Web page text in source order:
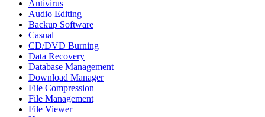
Antivirus
Audio Editing
Backup Software
Casual
CD/DVD Burning
Data Recovery
Database Management
Download Manager
File Compression
File Management
File Viewer